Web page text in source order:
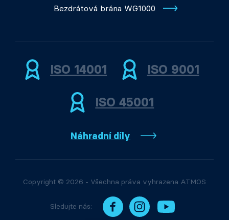
Bezdrátová brána WG1000
ISO 14001 ISO 9001
ISO 45001
Náhradní díly
Copyright © 2026 - Všechna práva vyhrazena ATMOS
Sledujte nás: